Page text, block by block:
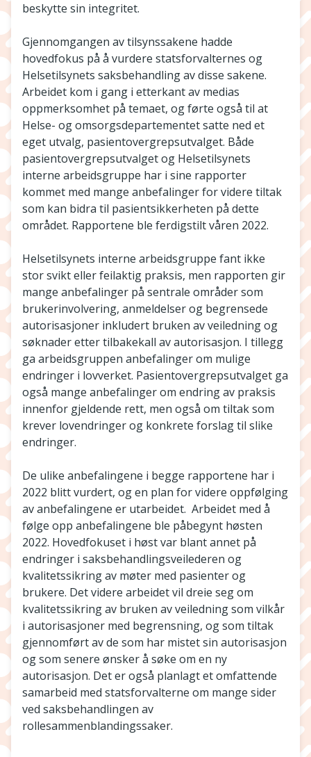
beskytte sin integritet.
Gjennomgangen av tilsynssakene hadde
hovedfokus på å vurdere statsforvalternes og
Helsetilsynets saksbehandling av disse sakene.
Arbeidet kom i gang i etterkant av medias
oppmerksomhet på temaet, og førte også til at
Helse- og omsorgsdepartementet satte ned et
eget utvalg, pasientovergrepsutvalget. Både
pasientovergrepsutvalget og Helsetilsynets
interne arbeidsgruppe har i sine rapporter
kommet med mange anbefalinger for videre tiltak
som kan bidra til pasientsikkerheten på dette
området. Rapportene ble ferdigstilt våren 2022.
Helsetilsynets interne arbeidsgruppe fant ikke
stor svikt eller feilaktig praksis, men rapporten gir
mange anbefalinger på sentrale områder som
brukerinvolvering, anmeldelser og begrensede
autorisasjoner inkludert bruken av veiledning og
søknader etter tilbakekall av autorisasjon. I tillegg
ga arbeidsgruppen anbefalinger om mulige
endringer i lovverket. Pasientovergrepsutvalget ga
også mange anbefalinger om endring av praksis
innenfor gjeldende rett, men også om tiltak som
krever lovendringer og konkrete forslag til slike
endringer.
De ulike anbefalingene i begge rapportene har i
2022 blitt vurdert, og en plan for videre oppfølging
av anbefalingene er utarbeidet. Arbeidet med å
følge opp anbefalingene ble påbegynt høsten
2022. Hovedfokuset i høst var blant annet på
endringer i saksbehandlingsveilederen og
kvalitetssikring av møter med pasienter og
brukere. Det videre arbeidet vil dreie seg om
kvalitetssikring av bruken av veiledning som vilkår
i autorisasjoner med begrensning, og som tiltak
gjennomført av de som har mistet sin autorisasjon
og som senere ønsker å søke om en ny
autorisasjon. Det er også planlagt et omfattende
samarbeid med statsforvalterne om mange sider
ved saksbehandlingen av
rollesammenblandingssaker.